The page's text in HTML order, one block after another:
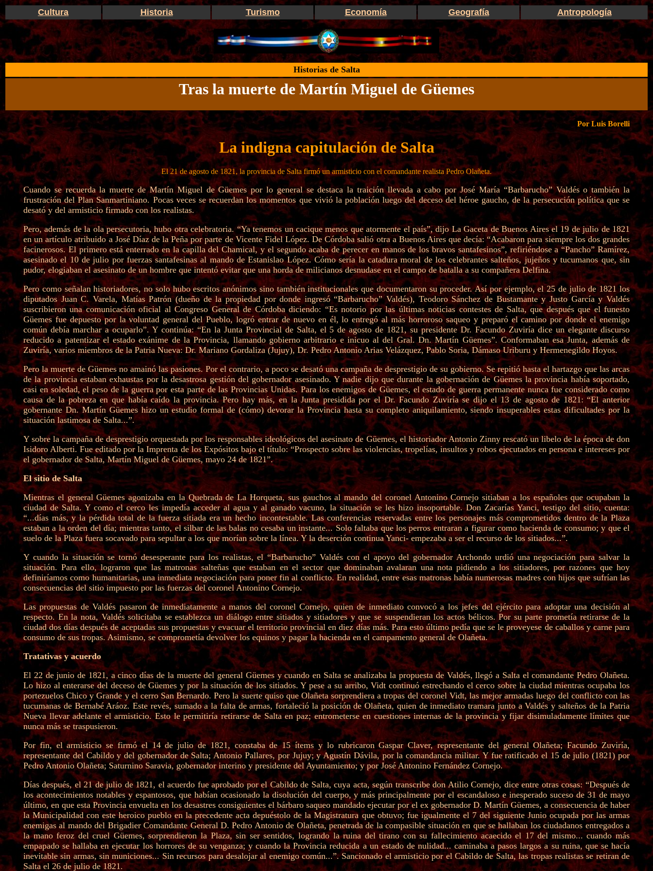
Cultura Historia Turismo Economía Geografía Antropología
Historias de Salta
Tras la muerte de Martín Miguel de Güemes
Por Luis Borelli
La indigna capitulación de Salta
El 21 de agosto de 1821, la provincia de Salta firmó un armisticio con el comandante realista Pedro Olañeta.
Cuando se recuerda la muerte de Martín Miguel de Güemes por lo general se destaca la traición llevada a cabo por José María “Barbarucho” Valdés o también la
frustración del Plan Sanmartiniano. Pocas veces se recuerdan los momentos que vivió la población luego del deceso del héroe gaucho, de la persecución política que se
desató y del armisticio firmado con los realistas.
Pero, además de la ola persecutoria, hubo otra celebratoria. “Ya tenemos un cacique menos que atormente el país”, dijo La Gaceta de Buenos Aires el 19 de julio de 1821
en un artículo atribuido a José Díaz de la Peña por parte de Vicente Fidel López. De Córdoba salió otra a Buenos Aires que decía: “Acabaron para siempre los dos grandes
facinerosos. El primero está enterrado en la capilla del Chamical, y el segundo acaba de perecer en manos de los bravos santafesinos”, refiriéndose a “Pancho” Ramírez,
asesinado el 10 de julio por fuerzas santafesinas al mando de Estanislao López. Cómo sería la catadura moral de los celebrantes salteños, jujeños y tucumanos que, sin
pudor, elogiaban el asesinato de un hombre que intentó evitar que una horda de milicianos desnudase en el campo de batalla a su compañera Delfina.
Pero como señalan historiadores, no solo hubo escritos anónimos sino también institucionales que documentaron su proceder. Así por ejemplo, el 25 de julio de 1821 los
diputados Juan C. Varela, Matías Patrón (dueño de la propiedad por donde ingresó “Barbarucho” Valdés), Teodoro Sánchez de Bustamante y Justo García y Valdés
suscribieron una comunicación oficial al Congreso General de Córdoba diciendo: “Es notorio por las últimas noticias contestes de Salta, que después que el funesto
Güemes fue depuesto por la voluntad general del Pueblo, logró entrar de nuevo en él, lo entregó al más horroroso saqueo y preparó el camino por donde el enemigo
común debía marchar a ocuparlo”. Y continúa: “En la Junta Provincial de Salta, el 5 de agosto de 1821, su presidente Dr. Facundo Zuviría dice un elegante discurso
reducido a patentizar el estado exánime de la Provincia, llamando gobierno arbitrario e inicuo al del Gral. Dn. Martín Güemes”. Conformaban esa Junta, además de
Zuviría, varios miembros de la Patria Nueva: Dr. Mariano Gordaliza (Jujuy), Dr. Pedro Antonio Arias Velázquez, Pablo Soria, Dámaso Uriburu y Hermenegildo Hoyos.
Pero la muerte de Güemes no amainó las pasiones. Por el contrario, a poco se desató una campaña de desprestigio de su gobierno. Se repitió hasta el hartazgo que las arcas
de la provincia estaban exhaustas por la desastrosa gestión del gobernador asesinado. Y nadie dijo que durante la gobernación de Güemes la provincia había soportado,
casi en soledad, el peso de la guerra por esta parte de las Provincias Unidas. Para los enemigos de Güemes, el estado de guerra permanente nunca fue considerado como
causa de la pobreza en que había caído la provincia. Pero hay más, en la Junta presidida por el Dr. Facundo Zuviría se dijo el 13 de agosto de 1821: “El anterior
gobernante Dn. Martín Güemes hizo un estudio formal de (cómo) devorar la Provincia hasta su completo aniquilamiento, siendo insuperables estas dificultades por la
situación lastimosa de Salta...”.
Y sobre la campaña de desprestigio orquestada por los responsables ideológicos del asesinato de Güemes, el historiador Antonio Zinny rescató un libelo de la época de don
Isidoro Alberti. Fue editado por la Imprenta de los Expósitos bajo el título: “Prospecto sobre las violencias, tropelías, insultos y robos ejecutados en persona e intereses por
el gobernador de Salta, Martín Miguel de Güemes, mayo 24 de 1821”.
El sitio de Salta
Mientras el general Güemes agonizaba en la Quebrada de La Horqueta, sus gauchos al mando del coronel Antonino Cornejo sitiaban a los españoles que ocupaban la
ciudad de Salta. Y como el cerco les impedía acceder al agua y al ganado vacuno, la situación se les hizo insoportable. Don Zacarías Yanci, testigo del sitio, cuenta:
“...días más, y la pérdida total de la fuerza sitiada era un hecho incontestable. Las conferencias reservadas entre los personajes más comprometidos dentro de la Plaza
estaban a la orden del día; mientras tanto, el silbar de las balas no cesaba un instante... Solo faltaba que los perros entraran a figurar como hacienda de consumo; y que el
suelo de la Plaza fuera socavado para sepultar a los que morían sobre la línea. Y la deserción continua Yanci- empezaba a ser el recurso de los sitiados...”.
Y cuando la situación se tornó desesperante para los realistas, el “Barbarucho” Valdés con el apoyo del gobernador Archondo urdió una negociación para salvar la
situación. Para ello, lograron que las matronas salteñas que estaban en el sector que dominaban avalaran una nota pidiendo a los sitiadores, por razones que hoy
definiríamos como humanitarias, una inmediata negociación para poner fin al conflicto. En realidad, entre esas matronas había numerosas madres con hijos que sufrían las
consecuencias del sitio impuesto por las fuerzas del coronel Antonino Cornejo.
Las propuestas de Valdés pasaron de inmediatamente a manos del coronel Cornejo, quien de inmediato convocó a los jefes del ejército para adoptar una decisión al
respecto. En la nota, Valdés solicitaba se establezca un diálogo entre sitiados y sitiadores y que se suspendieran los actos bélicos. Por su parte prometía retirarse de la
ciudad dos días después de aceptadas sus propuestas y evacuar el territorio provincial en diez días más. Para esto último pedía que se le proveyese de caballos y carne para
consumo de sus tropas. Asimismo, se comprometía devolver los equinos y pagar la hacienda en el campamento general de Olañeta.
Tratativas y acuerdo
El 22 de junio de 1821, a cinco días de la muerte del general Güemes y cuando en Salta se analizaba la propuesta de Valdés, llegó a Salta el comandante Pedro Olañeta.
Lo hizo al enterarse del deceso de Güemes y por la situación de los sitiados. Y pese a su arribo, Vidt continuó estrechando el cerco sobre la ciudad mientras ocupaba los
portezuelos Chico y Grande y el cerro San Bernardo. Pero la suerte quiso que Olañeta sorprendiera a tropas del coronel Vidt, las mejor armadas luego del conflicto con las
tucumanas de Bernabé Aráoz. Este revés, sumado a la falta de armas, fortaleció la posición de Olañeta, quien de inmediato tramara junto a Valdés y salteños de la Patria
Nueva llevar adelante el armisticio. Esto le permitiría retirarse de Salta en paz; entrometerse en cuestiones internas de la provincia y fijar disimuladamente límites que
nunca más se traspusieron.
Por fin, el armisticio se firmó el 14 de julio de 1821, constaba de 15 ítems y lo rubricaron Gaspar Claver, representante del general Olañeta; Facundo Zuviría,
representante del Cabildo y del gobernador de Salta; Antonio Pallares, por Jujuy; y Agustín Dávila, por la comandancia militar. Y fue ratificado el 15 de julio (1821) por
Pedro Antonio Olañeta; Saturnino Saravia, gobernador interino y presidente del Ayuntamiento; y por José Antonino Fernández Cornejo.
Días después, el 21 de julio de 1821, el acuerdo fue aprobado por el Cabildo de Salta, cuya acta, según transcribe don Atilio Cornejo, dice entre otras cosas: “Después de
los acontecimientos notables y espantosos, que habían ocasionado la disolución del cuerpo, y más principalmente por el escandaloso e inesperado suceso de 31 de mayo
último, en que esta Provincia envuelta en los desastres consiguientes el bárbaro saqueo mandado ejecutar por el ex gobernador D. Martín Güemes, a consecuencia de haber
la Municipalidad con este heroico pueblo en la precedente acta depuéstolo de la Magistratura que obtuvo; fue igualmente el 7 del siguiente Junio ocupada por las armas
enemigas al mando del Brigadier Comandante General D. Pedro Antonio de Olañeta, penetrada de la compasible situación en que se hallaban los ciudadanos entregados a
la mano feroz del cruel Güemes, sorprendieron la Plaza, sin ser sentidos, logrando la ruina del tirano con su fallecimiento acaecido el 17 del mismo... cuando más
empapado se hallaba en ejecutar los horrores de su venganza; y cuando la Provincia reducida a un estado de nulidad... caminaba a pasos largos a su ruina, que se hacía
inevitable sin armas, sin municiones... Sin recursos para desalojar al enemigo común...”. Sancionado el armisticio por el Cabildo de Salta, las tropas realistas se retiran de
Salta el 26 de julio de 1821.